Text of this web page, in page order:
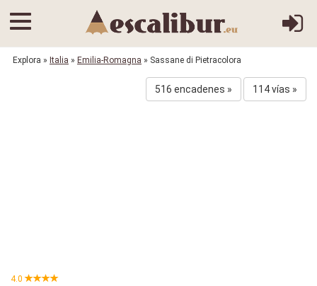
Explora » Italia » Emilia-Romagna » Sassane di Pietracolora
516 encadenes » 114 vías »
4.0